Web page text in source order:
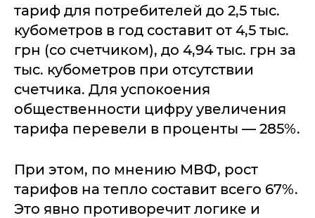
тариф для потребителей до 2,5 тыс.
кубометров в год составит от 4,5 тыс.
грн (со счетчиком), до 4,94 тыс. грн за
тыс. кубометров при отсутствии
счетчика. Для успокоения
общественности цифру увеличения
тарифа перевели в проценты — 285%.
При этом, по мнению МВФ, рост
тарифов на тепло составит всего 67%.
Это явно противоречит логике и